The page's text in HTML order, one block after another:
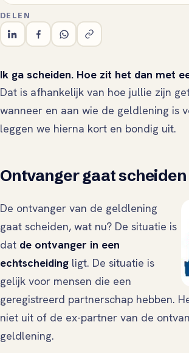
Ik ga scheiden. Hoe zit het dan met
Dat is afhankelijk van hoe jullie zijn
wanneer en aan wie de geldlening is
leggen we hierna kort en bondig uit.
Ontvanger gaat scheiden
De ontvanger van de geldlening
gaat scheiden, wat nu? De situatie is
dat de ontvanger in een
echtscheiding ligt. De situatie is
gelijk voor mensen die een
geregistreerd partnerschap hebben.
niet uit of de ex-partner van de
geldlening.
DELEN